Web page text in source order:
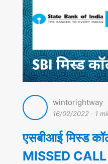
wintorightway
16/02/2022· 1
एसबीआई मिस्ड
MISSED